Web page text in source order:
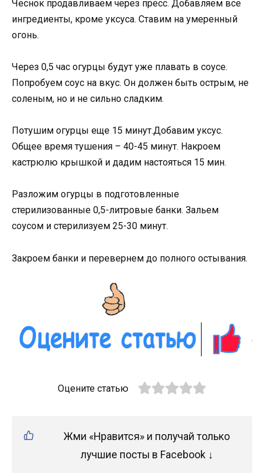
Чеснок продавливаем через пресс. Добавляем все
ингредиенты, кроме уксуса. Ставим на умеренный
огонь.
Через 0,5 час огурцы будут уже плавать в соусе.
Попробуем соус на вкус. Он должен быть острым, не
соленым, но и не сильно сладким.
Потушим огурцы еще 15 минут.Добавим уксус.
Общее время тушения – 40-45 минут. Накроем
кастрюлю крышкой и дадим настояться 15 мин.
Разложим огурцы в подготовленные
стерилизованные 0,5-литровые банки. Зальем
соусом и стерилизуем 25-30 минут.
Закроем банки и перевернем до полного остывания.
Оцените статью
Жми «Нравится» и получай только
лучшие посты в Facebook ↓